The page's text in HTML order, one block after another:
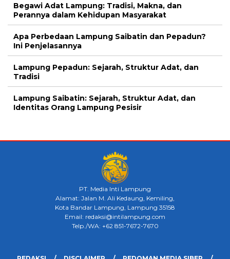
Begawi Adat Lampung: Tradisi, Makna, dan
Perannya dalam Kehidupan Masyarakat
Apa Perbedaan Lampung Saibatin dan Pepadun?
Ini Penjelasannya
Lampung Pepadun: Sejarah, Struktur Adat, dan
Tradisi
Lampung Saibatin: Sejarah, Struktur Adat, dan
Identitas Orang Lampung Pesisir
PT. Media Inti Lampung
Alamat: Jalan M. Ali Kedaung, Kemiling,
Kota Bandar Lampung, Lampung 35158
Email: redaksi@intilampung.com
Telp./WA: +62 851-7672-7670